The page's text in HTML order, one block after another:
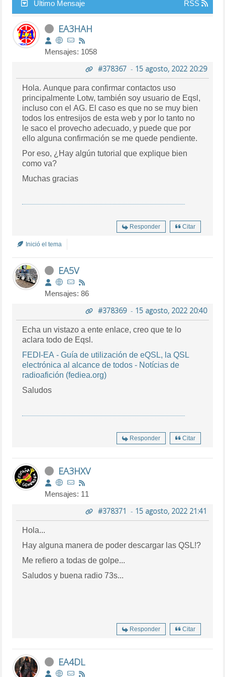
Último Mensaje RSS
EA3HAH
Mensajes: 1058
#378367- 15 agosto, 2022 20:29
Hola. Aunque para confirmar contactos uso
principalmente Lotw, también soy usuario de Eqsl,
incluso con el AG. El caso es que no se muy bien
todos los entresijos de esta web y por lo tanto no
le saco el provecho adecuado, y puede que por
ello alguna confirmación se me quede pendiente.
Por eso, ¿Hay algún tutorial que explique bien
como va?
Muchas gracias
Responder Citar
Inició el tema
EA5V
Mensajes: 86
#378369- 15 agosto, 2022 20:40
Echa un vistazo a ente enlace, creo que te lo
aclara todo de Eqsl.
FEDI-EA - Guía de utilización de eQSL, la QSL
electrónica al alcance de todos - Notícias de
radioafición (fediea.org)
Saludos
Responder Citar
EA3HXV
Mensajes: 11
#378371 - 15 agosto, 2022 21:41
Hola...
Hay alguna manera de poder descargar las QSL!?
Me refiero a todas de golpe...
Saludos y buena radio 73s...
Responder Citar
EA4DL